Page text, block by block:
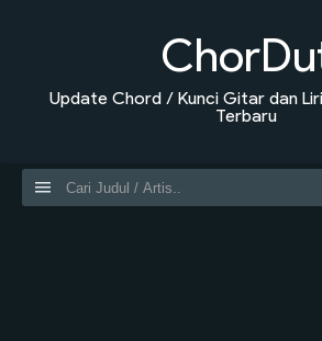
Update Chord / Kunci Gitar dan
Terbaru